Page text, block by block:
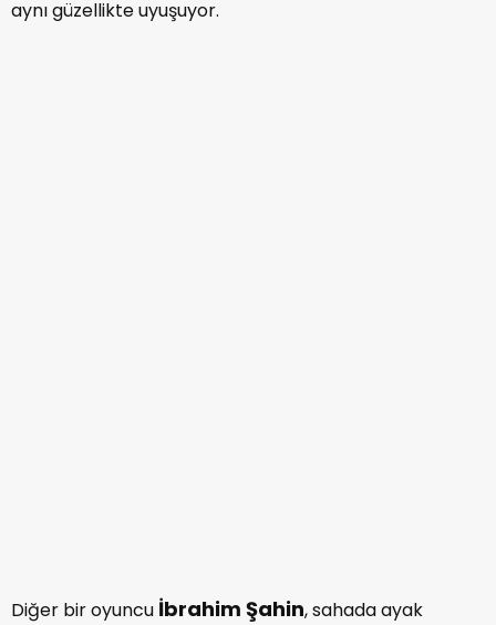
aynı güzellikte uyuşuyor.
Diğer bir oyuncu İbrahim Şahin, sahada ayak